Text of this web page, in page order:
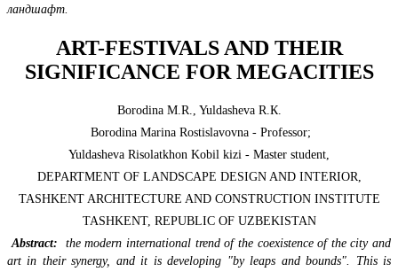
ландшафт.
ART-FESTIVALS AND THEIR
SIGNIFICANCE FOR MEGACITIES
Borodina M.R., Yuldasheva R.К.
Borodina Marina Rostislavovna - Professor;
Yuldasheva Risolatkhon Kobil kizi - Master student,
DEPARTMENT OF LANDSCAPE DESIGN AND INTERIOR,
TASHKENT ARCHITECTURE AND CONSTRUCTION INSTITUTE
TASHKENT, REPUBLIC OF UZBEKISTAN
Abstract:
the modern international trend of the coexistence of the city and
art in their synergy, and it is developing "by leaps and bounds". This is